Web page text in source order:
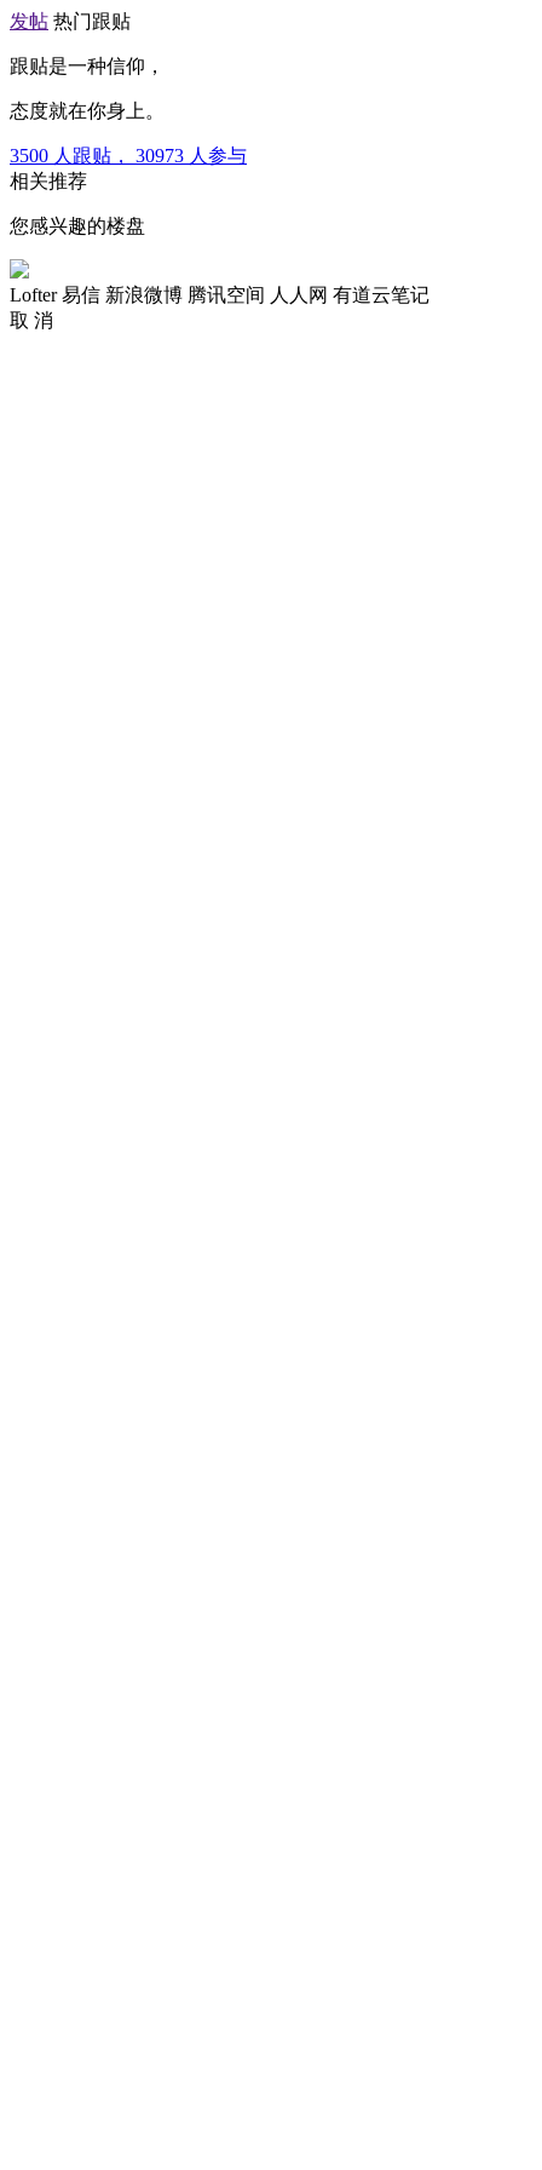
发帖 热门跟贴
跟贴是一种信仰，
态度就在你身上。
3500 人跟贴， 30973 人参与
相关推荐
您感兴趣的楼盘
Lofter 易信 新浪微博 腾讯空间 人人网 有道云笔记
取 消